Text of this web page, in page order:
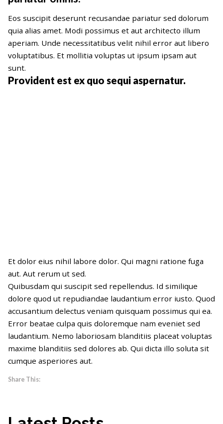
Eos suscipit deserunt recusandae pariatur sed dolorum
quia alias amet. Modi possimus et aut architecto illum
aperiam. Unde necessitatibus velit nihil error aut libero
voluptatibus. Et mollitia voluptas ut ipsum ipsam aut
sunt.
Provident est ex quo sequi aspernatur.
Et dolor eius nihil labore dolor. Qui magni ratione fuga
aut. Aut rerum ut sed.
Quibusdam qui suscipit sed repellendus. Id similique
dolore quod ut repudiandae laudantium error iusto. Quod
accusantium delectus veniam quisquam possimus qui ea.
Error beatae culpa quis doloremque nam eveniet sed
laudantium. Nemo laboriosam blanditiis placeat voluptas
maxime blanditiis sed dolores ab. Qui dicta illo soluta sit
cumque asperiores aut.
Share This: